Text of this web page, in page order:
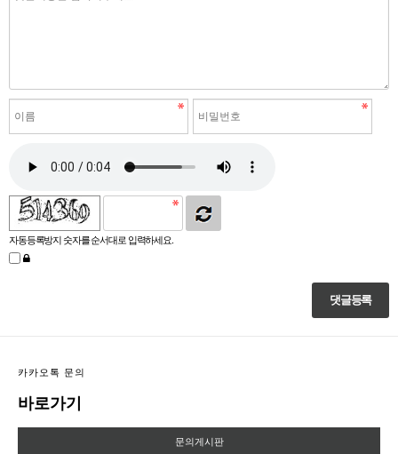
자동등록방지 숫자를 순서대로 입력하세요.
카카오톡 문의
바로가기
문의게시판